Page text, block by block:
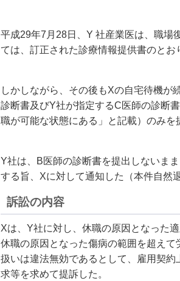
平成29年7月28日、Y 社産業医は、職場
ては、訂正された診療情報提供書のとお
しかしながら、その後もXの自宅待機が
診断書及びY社が指定するC医師の診断
職が可能な状態にある」と記載）のみを
Y社は、B医師の診断書を提出しないま
する旨、Xに対して通知した（本件自然
訴訟の内容
Xは、Y社に対し、休職の原因となった
休職の原因となった傷病の範囲を超え
扱いは違法無効であるとして、雇用契
求等を求めて提訴した。